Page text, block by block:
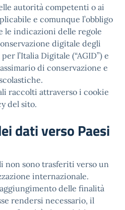
autorità competenti o ai
e comunque l’obbligo
le indicazioni delle regole
digitale degli
l’Italia Digitale (“AGID”) e
di conservazione e
raccolti attraverso i cookie
del sito.
dati verso Paesi
non sono trasferiti verso un
internazionale.
delle finalità
rendersi necessario, il